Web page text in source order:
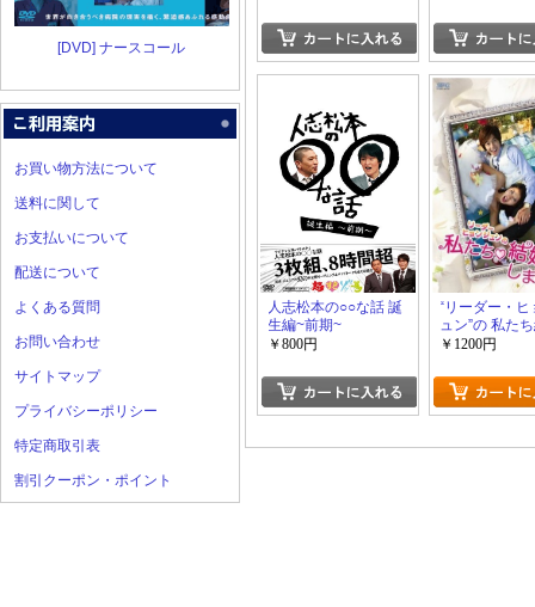
[DVD] ナースコール
お買い物方法について
送料に関して
お支払いについて
配送について
よくある質問
お問い合わせ
サイトマップ
プライバシーポリシー
特定商取引表
割引クーポン・ポイント
選手権 vol.1-vol.3
選手権 vol.4-
人志松本の○○な話 誕
生編~前期~
￥800円
“リーダー・
ュン”の 私た
ました-コレ
￥1200円